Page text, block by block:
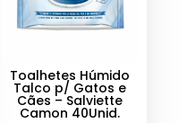
Toalhetes Húmido
Talco p/ Gatos e
Cães – Salviette
Camon 40Unid.